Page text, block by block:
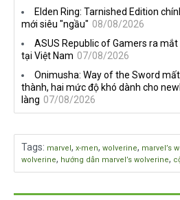
Elden Ring: Tarnished Edition
mới siêu "ngầu" 08/08/2026
ASUS Republic of Gamers ra mắt
tại Việt Nam 07/08/2026
Onimusha: Way of the Sword
thành, hai mức độ khó dành cho
làng 07/08/2026
Tags: marvel , x-men, wolverine, marvel’s
wolverine, hướng dẫn marvel’s wolverine,